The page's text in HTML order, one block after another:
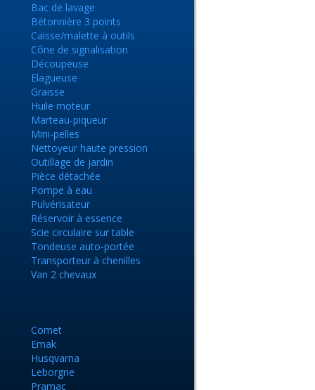
Bac de lavage
Bétonnière 3 points
Caisse/malette à outils
Cône de signalisation
Découpeuse
Elagueuse
Graisse
Huile moteur
Marteau-piqueur
Mini-pelles
Nettoyeur haute pression
Outillage de jardin
Pièce détachée
Pompe à eau
Pulvérisateur
Réservoir à essence
Scie circulaire sur table
Tondeuse auto-portée
Transporteur à chenilles
Van 2 chevaux
Comet
Emak
Husqvarna
Leborgne
Pramac